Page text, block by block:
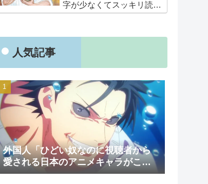
字が少なくてスッキリ読め
るぞ！！」
人気記事
外国人「ひどい奴なのに視聴者から
愛される日本のアニメキャラがこち
ら」（海外の反応）